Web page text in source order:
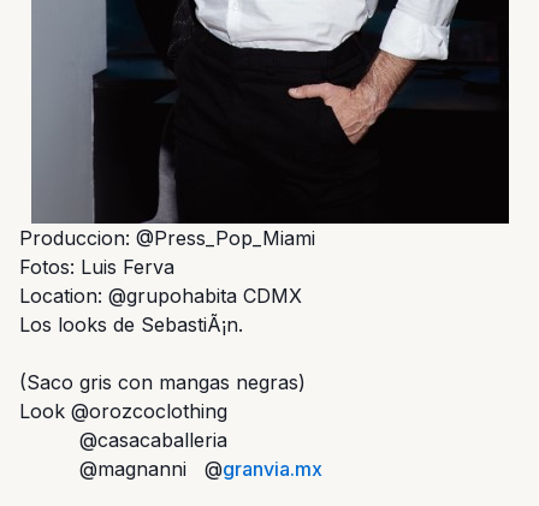
Produccion: @Press_Pop_Miami
Fotos: Luis Ferva
Location: @grupohabita CDMX
Los looks de SebastiÃ¡n.
(Saco gris con mangas negras)
Look @orozcoclothing
@casacaballeria
@magnanni @granvia.mx